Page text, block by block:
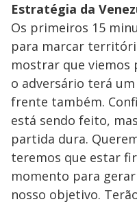
Estratégia da
Os primeiros 15
para marcar
mostrar que viemos
o adversário terá
frente também.
está sendo feito,
partida dura.
teremos que estar
momento para
nosso objetivo.